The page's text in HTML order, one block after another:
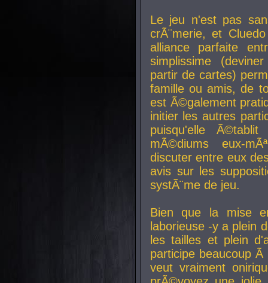
Le jeu n'est pas
crÃ¨merie, et
alliance parfaite
simplissime
partir de cartes)
famille ou amis, de
est Ã©galement
initier les autres
puisqu'elle
mÃ©diums eux-
discuter entre eux
avis sur les
systÃ¨me de jeu.
Bien que la mise
laborieuse -y a plein
les tailles et plein
participe beaucoup
veut vraiment